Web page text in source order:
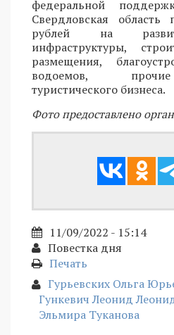
федеральной
Свердловская
рублей на
инфраструктуры,
размещения,
водоемов,
туристического бизнеса.
Фото предоставлено
11/09/2022 - 15:14
Повестка дня
Печать
Гурьевских Ольга
Гункевич Леонид
Эльмира Туканова